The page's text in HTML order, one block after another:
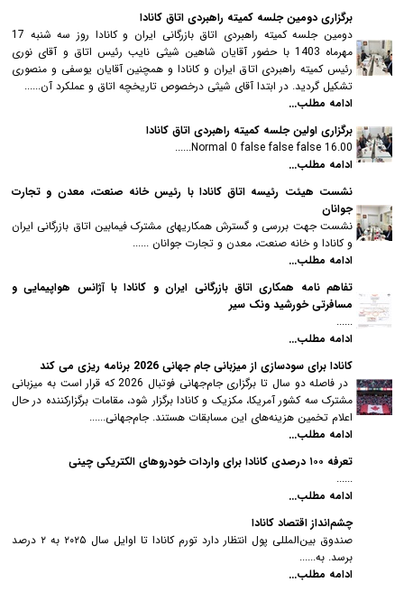
برگزاری دومین جلسه کمیته راهبردی اتاق کانادا
دومین جلسه کمیته راهبردی اتاق بازرگانی ایران و کانادا روز سه شنبه 17
مهرماه 1403 با حضور آقایان شاهین شیثی نایب رئیس اتاق و آقای نوری
رئیس کمیته راهبردی اتاق ایران و کانادا و همچنین آقایان یوسفی و منصوری
تشکیل گردید. در ابتدا آقای شیثی درخصوص تاریخچه اتاق و عملکرد آن......
ادامه مطلب...
برگزاری اولین جلسه کمیته راهبردی اتاق کانادا
16.00 Normal 0 false false false......
ادامه مطلب...
نشست هیئت رئیسه اتاق کانادا با رئیس خانه صنعت، معدن و تجارت
جوانان
نشست جهت بررسی و گسترش همکاریهای مشترک فیمابین اتاق بازرگانی ایران
و کانادا و خانه صنعت، معدن و تجارت جوانان ......
ادامه مطلب...
تفاهم نامه همکاری اتاق بازرگانی ایران و کانادا با آژانس هواپیمایی و
مسافرتی خورشید ونک سیر
......
ادامه مطلب...
کانادا برای سودسازی از میزبانی جام جهانی 2026 برنامه ریزی می کند
در فاصله دو سال تا برگزاری جام‌جهانی فوتبال 2026 که قرار است به میزبانی
مشترک سه کشور آمریکا، مکزیک و کانادا برگزار شود، مقامات برگزارکننده در حال
اعلام تخمین هزینه‌های این مسابقات هستند. جام‌جهانی......
ادامه مطلب...
تعرفه ۱۰۰ درصدی کانادا برای واردات خودروهای الکتریکی چینی
......
ادامه مطلب...
چشم‌انداز اقتصاد کانادا
صندوق بین‌المللی پول انتظار دارد تورم کانادا تا اوایل سال ۲۰۲۵ به ۲ درصد
برسد. به......
ادامه مطلب...